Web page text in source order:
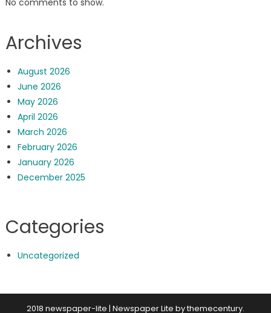
Archives
August 2026
June 2026
May 2026
April 2026
March 2026
February 2026
January 2026
December 2025
Categories
Uncategorized
2018 newspaper-lite | Newspaper Lite bythemecentury.